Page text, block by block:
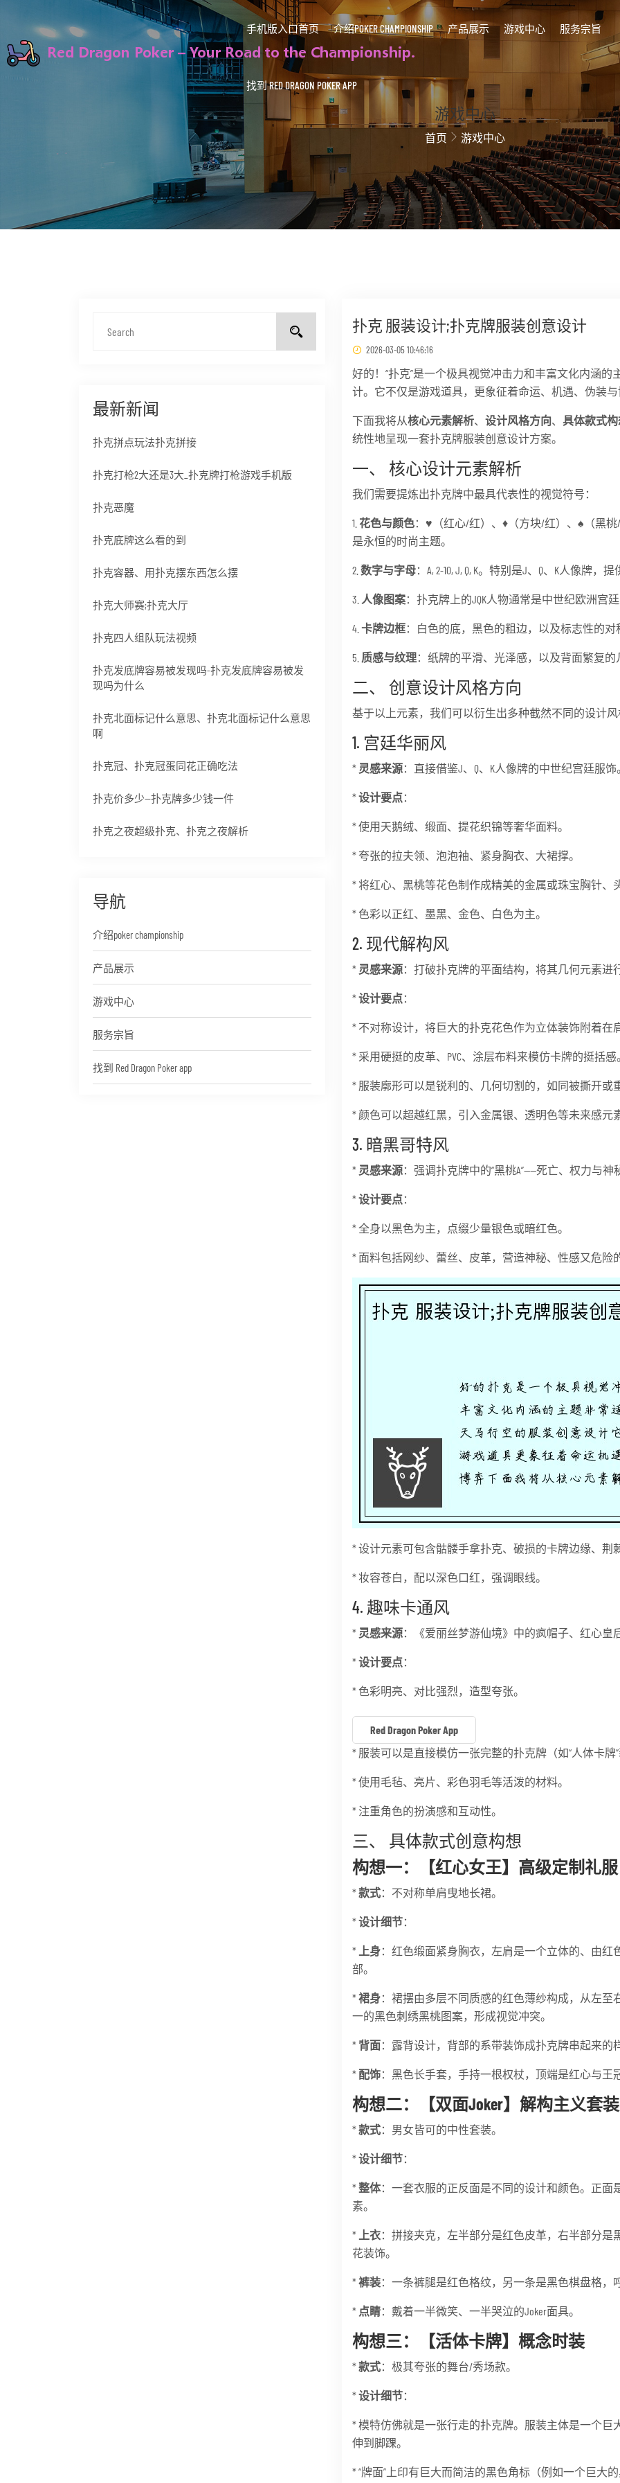
手机版入口首页 介绍POKER CHAMPIONSHIP 产品展示 游戏中心 服务宗旨
找到 RED DRAGON POKER APP
游戏中心
首页 游戏中心
最新新闻
扑克拼点玩法扑克拼接
扑克打枪2大还是3大_扑克牌打枪游戏手机版
扑克恶魔
扑克底牌这么看的到
扑克容器、用扑克摆东西怎么摆
扑克大师赛;扑克大厅
扑克四人组队玩法视频
扑克发底牌容易被发现吗-扑克发底牌容易被发
现吗为什么
扑克北面标记什么意思、扑克北面标记什么意思
啊
扑克冠、扑克冠蛋同花正确吃法
扑克价多少—扑克牌多少钱一件
扑克之夜超级扑克、扑克之夜解析
导航
介绍poker championship
产品展示
游戏中心
服务宗旨
找到 Red Dragon Poker app
扑克 服装设计;扑克牌服装创意设计
2026-03-05 10:46:16
好的！“扑克”是一个极具视觉冲击力和丰富文化内涵
计。它不仅是游戏道具，更象征着命运、机遇、伪装与
下面我将从核心元素解析、 设计风格方向、 具体款式
统性地呈现一套扑克牌服装创意设计方案。
一、 核心设计元素解析
我们需要提炼出扑克牌中最具代表性的视觉符号：
1. 花色与颜色：♥（红心/红）、♦（方块/红）、♠（黑
是永恒的时尚主题。
2. 数字与字母：A, 2-10, J, Q, K。特别是J、Q、K人像牌
3. 人像图案：扑克牌上的JQK人物通常是中世纪欧洲宫
4. 卡牌边框：白色的底，黑色的粗边，以及标志性的对
5. 质感与纹理：纸牌的平滑、光泽感，以及背面繁复的
二、 创意设计风格方向
基于以上元素，我们可以衍生出多种截然不同的设计风
1. 宫廷华丽风
* 灵感来源：直接借鉴J、Q、K人像牌的中世纪宫廷服饰
*设计要点：
* 使用天鹅绒、缎面、提花织锦等奢华面料。
* 夸张的拉夫领、泡泡袖、紧身胸衣、大裙撑。
* 将红心、黑桃等花色制作成精美的金属或珠宝胸针、
* 色彩以正红、墨黑、金色、白色为主。
2. 现代解构风
* 灵感来源：打破扑克牌的平面结构，将其几何元素进
*设计要点：
* 不对称设计，将巨大的扑克花色作为立体装饰附着在
* 采用硬挺的皮革、PVC、涂层布料来模仿卡牌的挺括感
* 服装廓形可以是锐利的、几何切割的，如同被撕开或
* 颜色可以超越红黑，引入金属银、透明色等未来感元
3. 暗黑哥特风
* 灵感来源：强调扑克牌中的“黑桃A”——死亡、权力与神
*设计要点：
* 全身以黑色为主，点缀少量银色或暗红色。
* 面料包括网纱、蕾丝、皮革，营造神秘、性感又危险
* 设计元素可包含骷髅手拿扑克、破损的卡牌边缘、荆
* 妆容苍白，配以深色口红，强调眼线。
4. 趣味卡通风
* 灵感来源：《爱丽丝梦游仙境》中的疯帽子、红心皇
*设计要点：
* 色彩明亮、对比强烈，造型夸张。
Red Dragon Poker App
* 服装可以是直接模仿一张完整的扑克牌（如“人体卡牌”
* 使用毛毡、亮片、彩色羽毛等活泼的材料。
* 注重角色的扮演感和互动性。
三、 具体款式创意构想
构想一：【红心女王】高级定制礼服
*款式：不对称单肩曳地长裙。
*设计细节：
* 上身：红色缎面紧身胸衣，左肩是一个立体的、由
部。
*裙身：裙摆由多层不同质感的红色薄纱构成，从左
一的黑色刺绣黑桃图案，形成视觉冲突。
* 背面：露背设计，背部的系带装饰成扑克牌串起来的
* 配饰：黑色长手套，手持一根权杖，顶端是红心与王
构想二：【双面Joker】解构主义套装
*款式：男女皆可的中性套装。
*设计细节：
*整体：一套衣服的正反面是不同的设计和颜色。正
素。
* 上衣：拼接夹克，左半部分是红色皮革，右半部分是
花装饰。
*裤装：一条裤腿是红色格纹，另一条是黑色棋盘格，
* 点睛：戴着一半微笑、一半哭泣的Joker面具。
构想三：【活体卡牌】概念时装
*款式：极其夸张的舞台/秀场款。
*设计细节：
* 模特仿佛就是一张行走的扑克牌。服装主体是一个巨
伸到脚踝。
* “牌面”上印有巨大而简洁的黑色角标（例如一个巨大的